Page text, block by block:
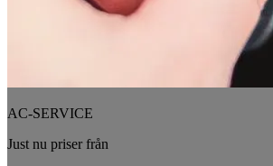
AC-SERVICE
Just nu priser från